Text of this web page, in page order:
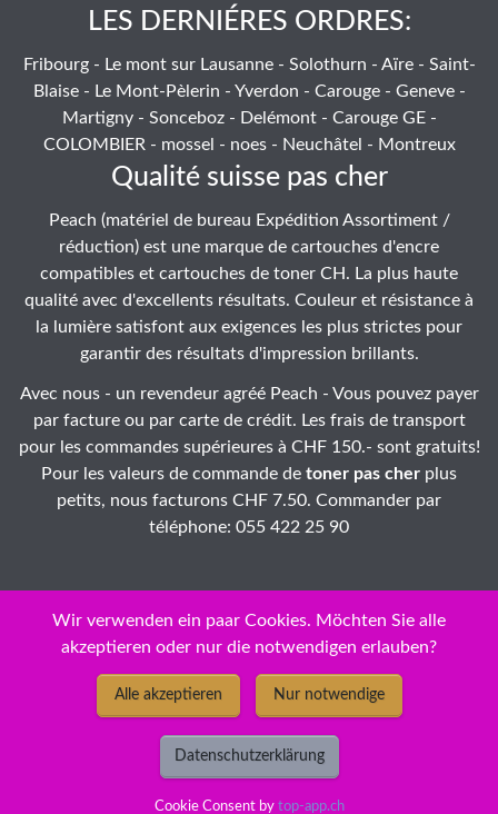
LES DERNIÉRES ORDRES:
Fribourg - Le mont sur Lausanne - Solothurn - Aïre - Saint-
Blaise - Le Mont-Pèlerin - Yverdon - Carouge - Geneve -
Martigny - Sonceboz - Delémont - Carouge GE -
COLOMBIER - mossel - noes - Neuchâtel - Montreux
Qualité suisse pas cher
Peach (matériel de bureau Expédition Assortiment /
réduction) est une marque de cartouches d'encre
compatibles et cartouches de toner CH. La plus haute
qualité avec d'excellents résultats. Couleur et résistance à
la lumière satisfont aux exigences les plus strictes pour
garantir des résultats d'impression brillants.
Avec nous - un revendeur agréé Peach - Vous pouvez payer
par facture ou par carte de crédit. Les frais de transport
pour les commandes supérieures à CHF 150.- sont gratuits!
Pour les valeurs de commande de toner pas cher plus
petits, nous facturons CHF 7.50. Commander par
téléphone: 055 422 25 90
ID: 10-iicbbg-09
© Copyright 2026 - New Economy GmbH / Ricoh MP C 4504
ex A SP 841856 ( ) Toner ❅ cartouches / jet d'encre Peach - prix
discount bas permanents pour HP, Epson, Canon, Prix bas
permanents
Wir verwenden ein paar Cookies. Möchten Sie alle
akzeptieren oder nur die notwendigen erlauben?
Alle akzeptieren Nur notwendige
Datenschutzerklärung
Cookie Consent by top-app.ch